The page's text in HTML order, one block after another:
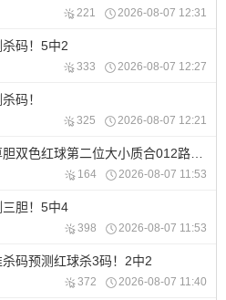
221 2026-08-07 12:31
码！5中2
333 2026-08-07 12:27
码！
325 2026-08-07 12:21
164 2026-08-07 11:53
胆！5中4
398 2026-08-07 11:53
码预测红球杀3码！2中2
372 2026-08-07 11:40